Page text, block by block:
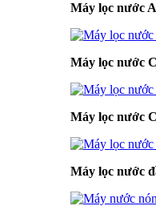
Máy lọc nước
Máy lọc nước
Máy lọc nước
Máy lọc nước